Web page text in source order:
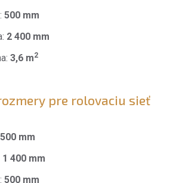
500 mm
2 400 mm
3,6 m2
pre rolovaciu sieť
500 mm
1 400 mm
500 mm